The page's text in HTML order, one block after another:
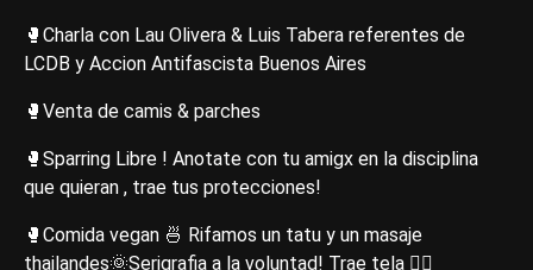
🥊Charla con Lau Olivera & Luis Tabera referentes de
LCDB y Accion Antifascista Buenos Aires
🥊Venta de camis & parches
🥊Sparring Libre ! Anotate con tu amigx en la disciplina
que quieran , trae tus protecciones!
🥊Comida vegan 🍜 Rifamos un tatu y un masaje
thailandes🌞Serigrafia a la voluntad! Trae tela 🏴‍☠️